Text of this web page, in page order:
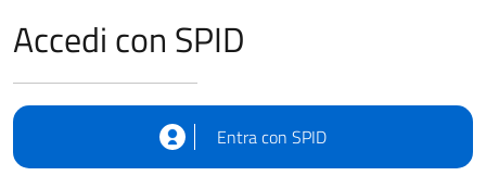
Accedi con SPID
Entra con SPID